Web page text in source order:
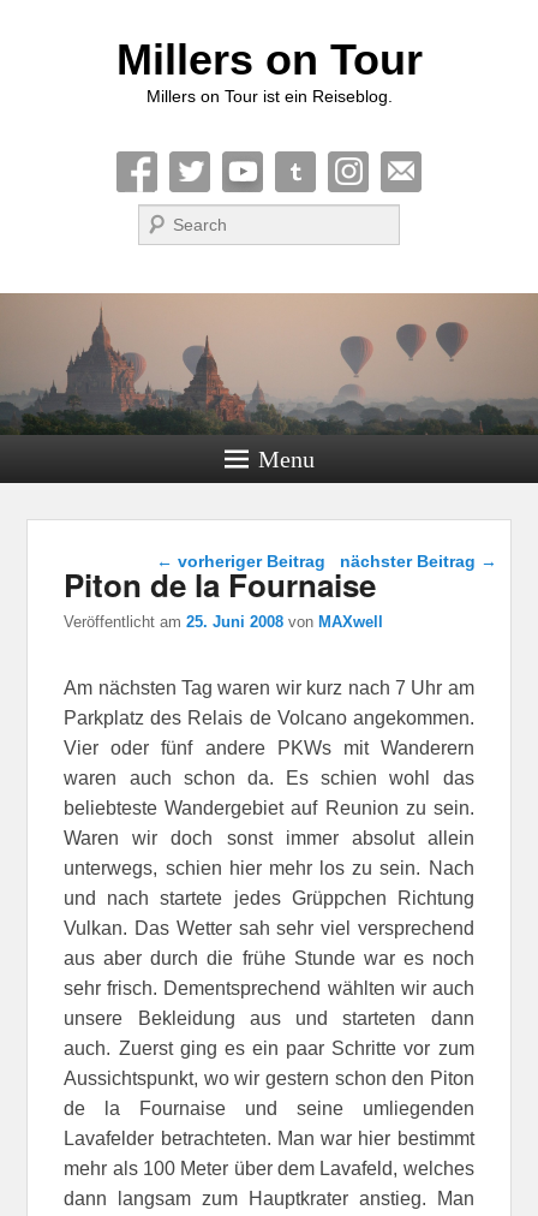
Millers on Tour
Millers on Tour ist ein Reiseblog.
Suche
Menu
Beitragsnavigation
← vorheriger Beitrag nächster Beitrag →
Piton de la Fournaise
Veröffentlicht am25. Juni 2008 vonMAXwell
Am nächsten Tag waren wir kurz nach 7 Uhr am
Parkplatz des Relais de Volcano angekommen.
Vier oder fünf andere PKWs mit Wanderern
waren auch schon da. Es schien wohl das
beliebteste Wandergebiet auf Reunion zu sein.
Waren wir doch sonst immer absolut allein
unterwegs, schien hier mehr los zu sein. Nach
und nach startete jedes Grüppchen Richtung
Vulkan. Das Wetter sah sehr viel versprechend
aus aber durch die frühe Stunde war es noch
sehr frisch. Dementsprechend wählten wir auch
unsere Bekleidung aus und starteten dann
auch. Zuerst ging es ein paar Schritte vor zum
Aussichtspunkt, wo wir gestern schon den Piton
de la Fournaise und seine umliegenden
Lavafelder betrachteten. Man war hier bestimmt
mehr als 100 Meter über dem Lavafeld, welches
dann langsam zum Hauptkrater anstieg. Man